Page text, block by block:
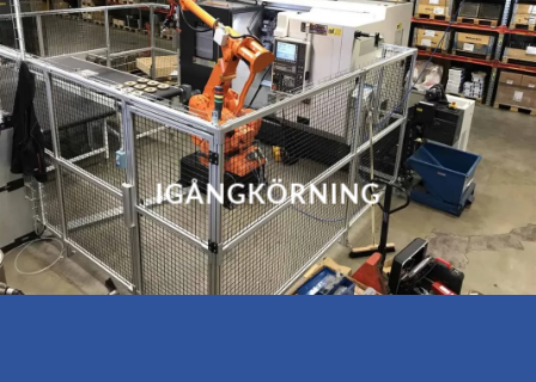
IGÅNGKÖRNING